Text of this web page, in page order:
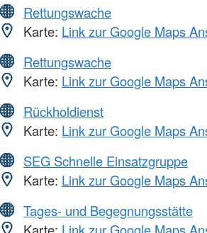
Rettungswache
Karte: Link zur Google Maps
Rettungswache
Karte: Link zur Google Maps
Rückholdienst
Karte: Link zur Google Maps
SEG Schnelle Einsatzgruppe
Karte: Link zur Google Maps
Tages- und Begegnungsstätte
Karte: Link zur Google Maps